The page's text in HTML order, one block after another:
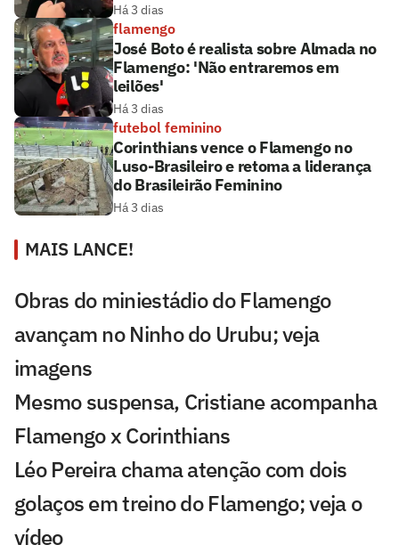
Há 3 dias
flamengo
José Boto é realista sobre Almada no
Flamengo: 'Não entraremos em
leilões'
Há 3 dias
futebol feminino
Corinthians vence o Flamengo no
Luso-Brasileiro e retoma a liderança
do Brasileirão Feminino
Há 3 dias
MAIS LANCE!
Obras do miniestádio do Flamengo
avançam no Ninho do Urubu; veja
imagens
Mesmo suspensa, Cristiane acompanha
Flamengo x Corinthians
Léo Pereira chama atenção com dois
golaços em treino do Flamengo; veja o
vídeo